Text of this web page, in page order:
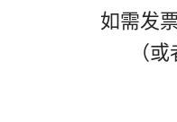
如需发
（